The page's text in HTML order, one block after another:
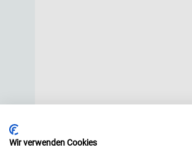
Wir verwenden Cookies